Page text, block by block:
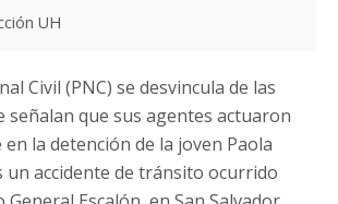
UH
Civil (PNC) se desvincula de las
señalan que sus agentes actuaron
la detención de la joven Paola
un accidente de tránsito ocurrido